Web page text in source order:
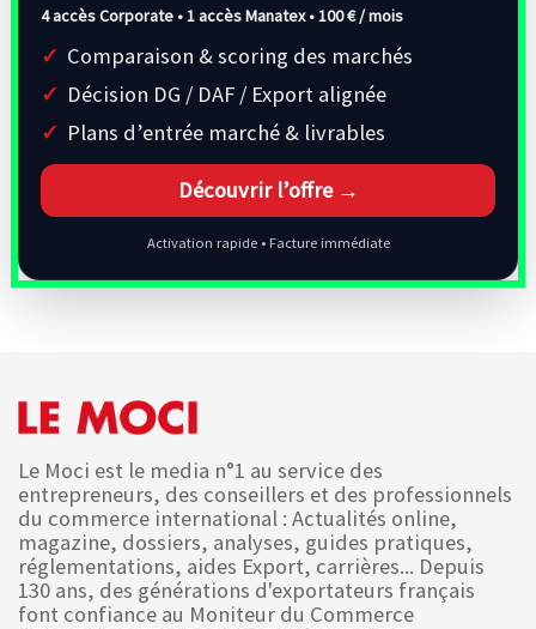
4 accès Corporate • 1 accès Manatex •100 € / mois
Comparaison & scoring des marchés
Décision DG / DAF / Export alignée
Plans d’entrée marché & livrables
Découvrir l’offre →
Activation rapide • Facture immédiate
Le Moci est le media n°1 au service des
entrepreneurs, des conseillers et des professionnels
du commerce international : Actualités online,
magazine, dossiers, analyses, guides pratiques,
réglementations, aides Export, carrières... Depuis
130 ans, des générations d'exportateurs français
font confiance au Moniteur du Commerce